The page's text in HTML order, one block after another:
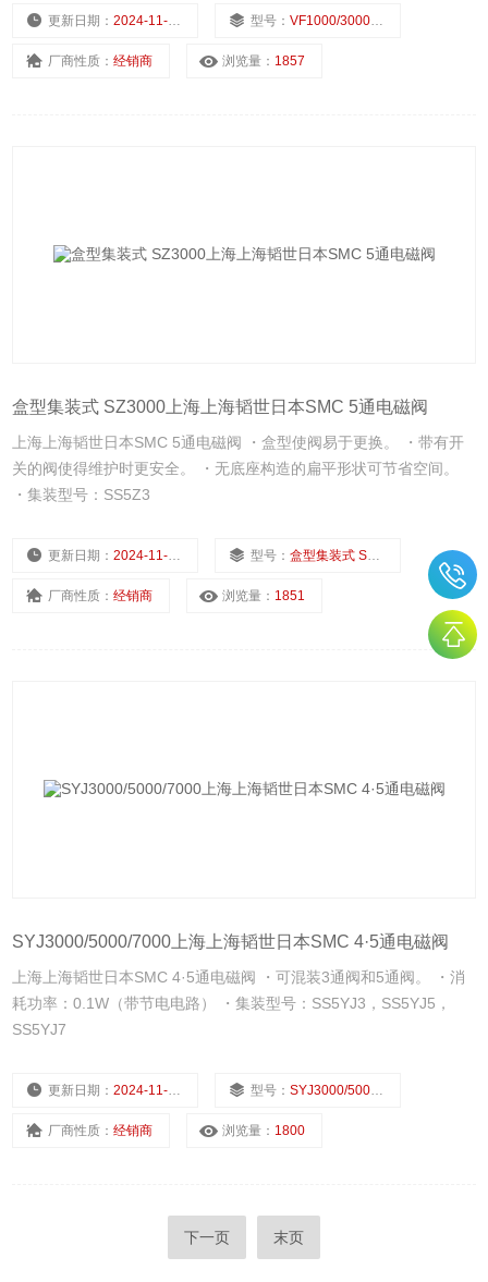
更新日期：2024-11-22 型号：VF1000/3000/5000
厂商性质：经销商 浏览量： 1857
盒型集装式 SZ3000上海上海韬世日本SMC 5通电磁阀
上海上海韬世日本SMC 5通电磁阀 ・盒型使阀易于更换。 ・带有开
关的阀使得维护时更安全。 ・无底座构造的扁平形状可节省空间。
・集装型号：SS5Z3
更新日期：2024-11-22 型号：盒型集装式 SZ3000
厂商性质：经销商 浏览量： 1851
SYJ3000/5000/7000上海上海韬世日本SMC 4·5通电磁阀
上海上海韬世日本SMC 4·5通电磁阀 ・可混装3通阀和5通阀。 ・消
耗功率：0.1W（带节电电路） ・集装型号：SS5YJ3，SS5YJ5，
SS5YJ7
更新日期：2024-11-22 型号：SYJ3000/5000/7000
厂商性质：经销商 浏览量： 1800
下一页 末页